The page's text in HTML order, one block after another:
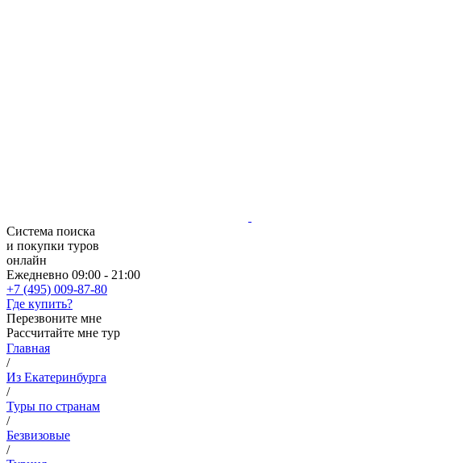
Система поиска
и покупки туров
онлайн
Ежедневно 09:00 - 21:00
+7 (495) 009-87-80
Где купить?
Перезвоните мне
Рассчитайте мне тур
Главная
/
Из Екатеринбурга
/
Туры по странам
/
Безвизовые
/